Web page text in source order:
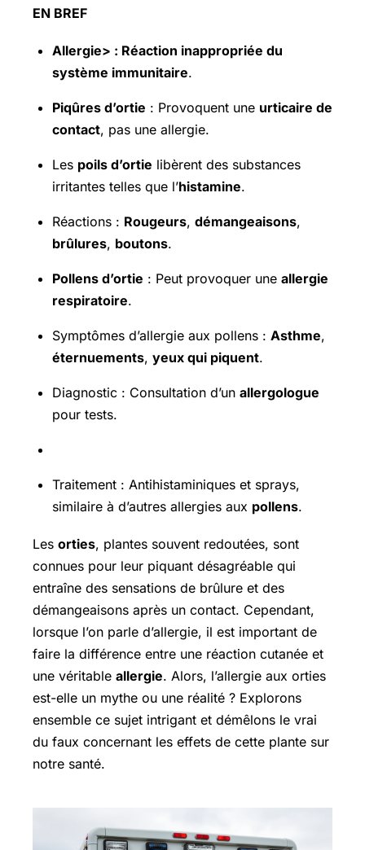
EN BREF
Allergie> : Réaction inappropriée du
système immunitaire.
Piqûres d’ortie : Provoquent une urticaire de
contact, pas une allergie.
Les poils d’ortie libèrent des substances
irritantes telles que l’histamine.
Réactions : Rougeurs, démangeaisons,
brûlures, boutons.
Pollens d’ortie : Peut provoquer une allergie
respiratoire.
Symptômes d’allergie aux pollens : Asthme,
éternuements, yeux qui piquent.
Diagnostic : Consultation d’un allergologue
pour tests.
Traitement : Antihistaminiques et sprays,
similaire à d’autres allergies aux pollens.
Les orties, plantes souvent redoutées, sont
connues pour leur piquant désagréable qui
entraîne des sensations de brûlure et des
démangeaisons après un contact. Cependant,
lorsque l’on parle d’allergie, il est important de
faire la différence entre une réaction cutanée et
une véritable allergie. Alors, l’allergie aux orties
est-elle un mythe ou une réalité ? Explorons
ensemble ce sujet intrigant et démêlons le vrai
du faux concernant les effets de cette plante sur
notre santé.